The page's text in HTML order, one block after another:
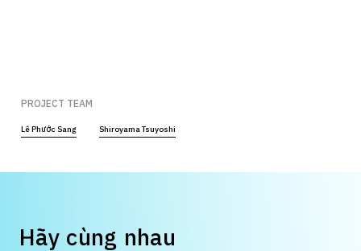
PROJECT TEAM
Lê Phước Sang Shiroyama Tsuyoshi
Hãy cùng nhau